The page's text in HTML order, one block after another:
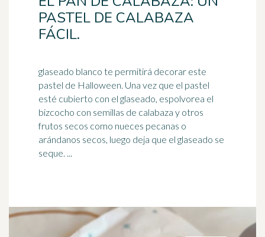
PASTEL DE CALABAZA
FÁCIL.
glaseado blanco te permitirá decorar este
pastel de Halloween. Una vez que el pastel
esté cubierto con el glaseado, espolvorea el
bizcocho con semillas de calabaza y otros
frutos secos como nueces pecanas o
arándanos secos, luego deja que el glaseado se
seque. ...